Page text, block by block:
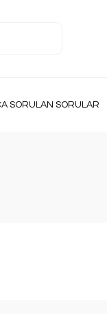
SORULAN SORULAR